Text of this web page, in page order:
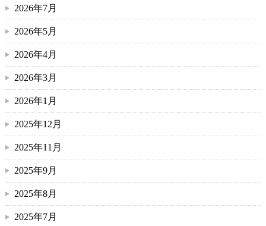
2026年7月
2026年5月
2026年4月
2026年3月
2026年1月
2025年12月
2025年11月
2025年9月
2025年8月
2025年7月